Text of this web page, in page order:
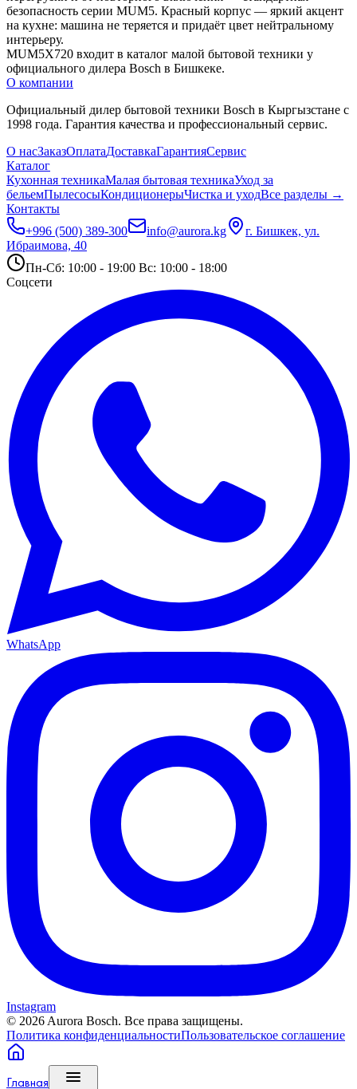
безопасность серии MUM5. Красный корпус — яркий акцент
на кухне: машина не теряется и придаёт цвет нейтральному
интерьеру.
MUM5X720 входит в каталог малой бытовой техники у
официального дилера Bosch в Бишкеке.
О компании
Официальный дилер бытовой техники Bosch в Кыргызстане с
1998 года. Гарантия качества и профессиональный сервис.
О насЗаказОплатаДоставкаГарантияСервис
Каталог
Кухонная техникаМалая бытовая техникаУход за
бельемПылесосыКондиционерыЧистка и уходВсе разделы →
Контакты
+996 (500) 389-300
info@aurora.kg
г. Бишкек, ул.
Ибраимова, 40
Пн-Сб: 10:00 - 19:00 Вс: 10:00 - 18:00
Соцсети
WhatsApp
Instagram
© 2026 Aurora Bosch. Все права защищены.
Политика конфиденциальностиПользовательское соглашение
Главная